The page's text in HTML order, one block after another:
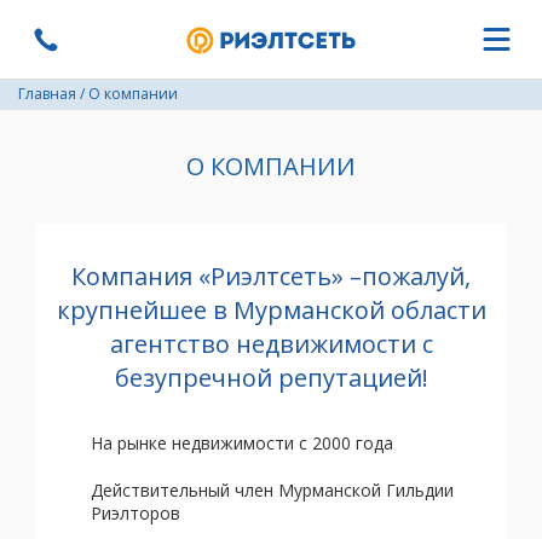
Главная / О компании
О КОМПАНИИ
Компания «Риэлтсеть» –пожалуй,
крупнейшее в Мурманской области
агентство недвижимости с
безупречной репутацией!
На рынке недвижимости с 2000 года
Действительный член Мурманской Гильдии
Риэлторов